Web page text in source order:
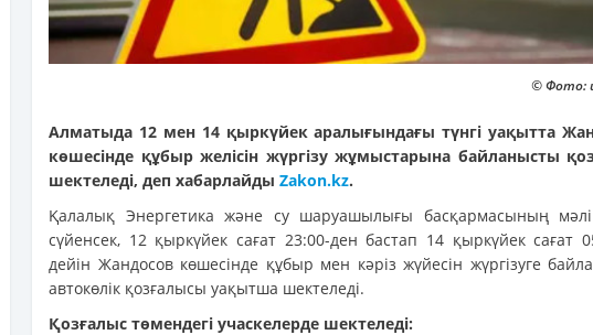
© Фото:
Алматыда 12 мен 14 қыркүйек аралығындағы түнгі уақытта
көшесінде құбыр желісін жүргізу жұмыстарына байланысты
шектеледі, деп хабарлайды Zakon.kz.
Қалалық Энергетика және су шаруашылығы басқармасының
сүйенсек, 12 қыркүйек сағат 23:00-ден бастап 14 қыркүйек сағат
дейін Жандосов көшесінде құбыр мен кәріз жүйесін жүргізуге
автокөлік қозғалысы уақытша шектеледі.
Қозғалыс төмендегі учаскелерде шектеледі: